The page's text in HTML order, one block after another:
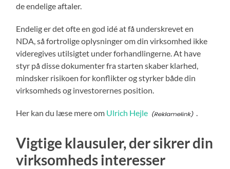
de endelige aftaler.
Endelig er det ofte en god idé at få underskrevet en
NDA, så fortrolige oplysninger om din virksomhed ikke
videregives utilsigtet under forhandlingerne. At have
styr på disse dokumenter fra starten skaber klarhed,
mindsker risikoen for konflikter og styrker både din
virksomheds og investorernes position.
Her kan du læse mere om Ulrich Hejle
Vigtige klausuler, der sikrer din
virksomheds interesser